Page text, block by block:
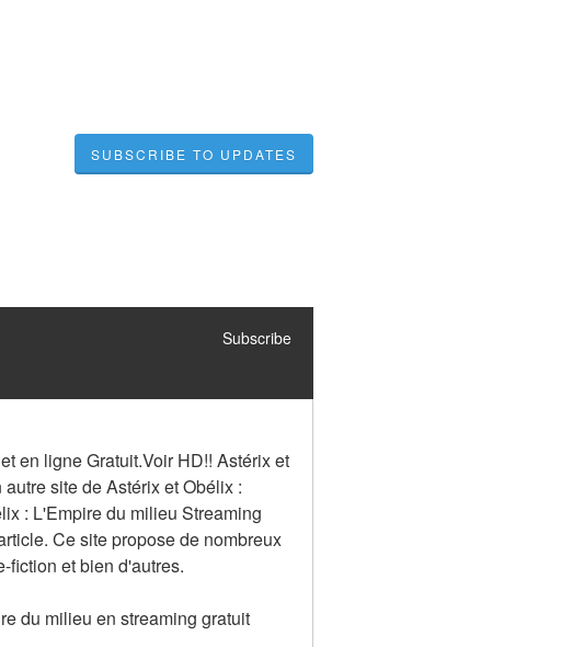
SUBSCRIBE TO UPDATES
Subscribe
en ligne Gratuit.Voir HD!! Astérix et
site de Astérix et Obélix :
: L'Empire du milieu Streaming
Ce site propose de nombreux
fiction et bien d'autres.
du milieu en streaming gratuit